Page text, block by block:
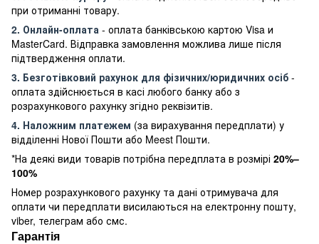
при отриманні товару.
2. Онлайн-оплата - оплата банківською картою Visa и
MasterCard. Відправка замовлення можлива лише після
підтвердження оплати.
3. Безготівковий рахунок для фізичних/юридичних осіб -
оплата здійснюється в касі любого банку або з
розрахункового рахунку згідно реквізитів.
4. Наложним платежем (за вирахування передплати) у
відділенні Нової Пошти або Meest Пошти.
*На деякі види товарів потрібна передплата в розмірі 20%–
100%
Номер розрахункового рахунку та дані отримувача для
оплати чи передплати висилаються на електронну пошту,
viber, телеграм або смс.
Гарантія